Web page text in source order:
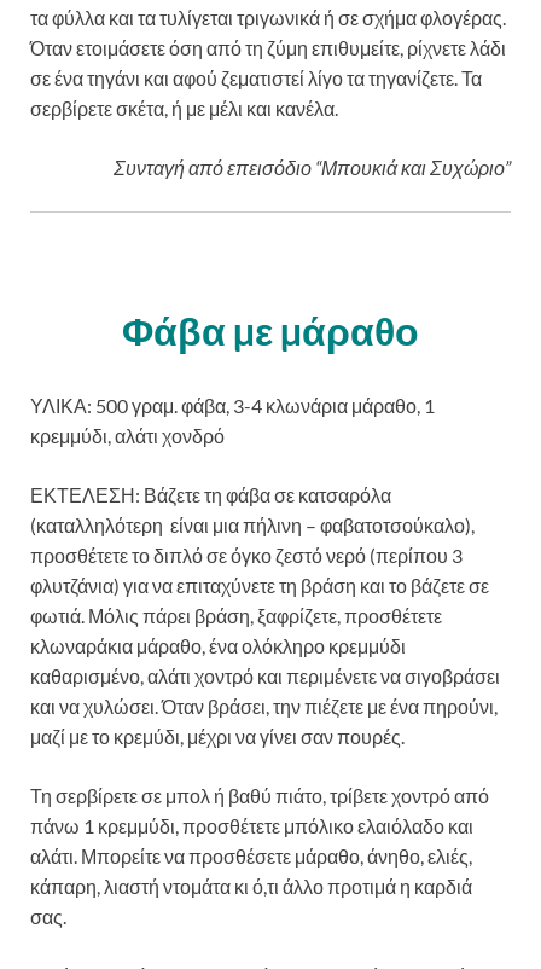
τα φύλλα και τα τυλίγεται τριγωνικά ή σε σχήμα φλογέρας.
Όταν ετοιμάσετε όση από τη ζύμη επιθυμείτε, ρίχνετε λάδι
σε ένα τηγάνι και αφού ζεματιστεί λίγο τα τηγανίζετε. Τα
σερβίρετε σκέτα, ή με μέλι και κανέλα.
Συνταγή από επεισόδιο “Μπουκιά και Συχώριο”
Φάβα µε µάραθο
ΥΛΙΚΑ: 500 γραμ. φάβα, 3-4 κλωνάρια μάραθο, 1
κρεμμύδι, αλάτι χονδρό
ΕΚΤΕΛΕΣΗ: Βάζετε τη φάβα σε κατσαρόλα
(καταλληλότερη είναι μια πήλινη – φαβατοτσούκαλο),
προσθέτετε το διπλό σε όγκο ζεστό νερό (περίπου 3
φλυτζάνια) για να επιταχύνετε τη βράση και το βάζετε σε
φωτιά. Μόλις πάρει βράση, ξαφρίζετε, προσθέτετε
κλωναράκια μάραθο, ένα ολόκληρο κρεμμύδι
καθαρισμένο, αλάτι χοντρό και περιμένετε να σιγοβράσει
και να χυλώσει. Όταν βράσει, την πιέζετε με ένα πηρούνι,
μαζί με το κρεμύδι, μέχρι να γίνει σαν πουρές.
Τη σερβίρετε σε μπολ ή βαθύ πιάτο, τρίβετε χοντρό από
πάνω 1 κρεμμύδι, προσθέτετε μπόλικο ελαιόλαδο και
αλάτι. Μπορείτε να προσθέσετε μάραθο, άνηθο, ελιές,
κάπαρη, λιαστή ντομάτα κι ό,τι άλλο προτιμά η καρδιά
σας.